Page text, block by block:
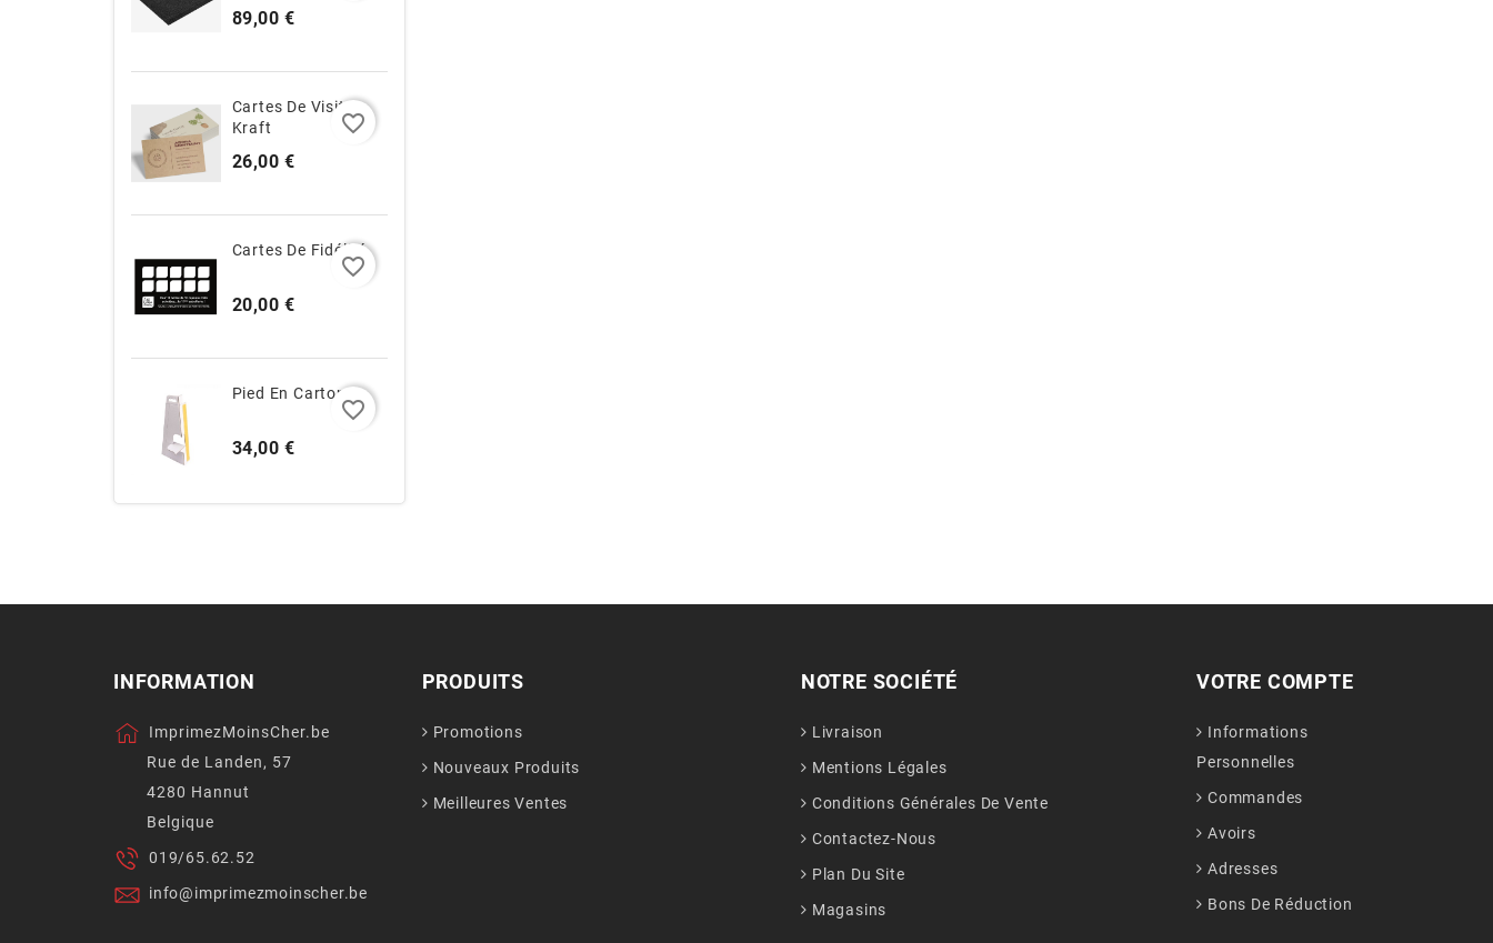
89,00 €Prix
Cartes De Visite
Kraft
26,00 €Prix
favorite_border
Cartes De Fidélité
20,00 €Prix
favorite_border
Pied En Carton
34,00 €Prix
favorite_border
INFORMATION
ImprimezMoinsCher.be
Rue de Landen, 57
4280 Hannut
Belgique
019/65.62.52
info@imprimezmoinscher.be
PRODUITS
Promotions
Nouveaux Produits
Meilleures Ventes
NOTRE SOCIÉTÉ
Livraison
Mentions Légales
Conditions Générales De Vente
Contactez-Nous
Plan Du Site
Magasins
VOTRE COMPTE
Informations
Personnelles
Commandes
Avoirs
Adresses
Bons De Réduction